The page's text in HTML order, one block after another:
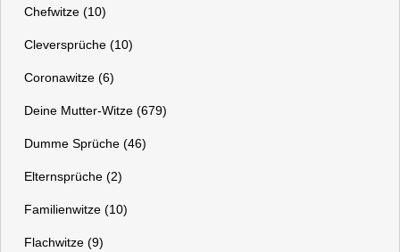
Chefwitze (10)
Cleversprüche (10)
Coronawitze (6)
Deine Mutter-Witze (679)
Dumme Sprüche (46)
Elternsprüche (2)
Familienwitze (10)
Flachwitze (9)